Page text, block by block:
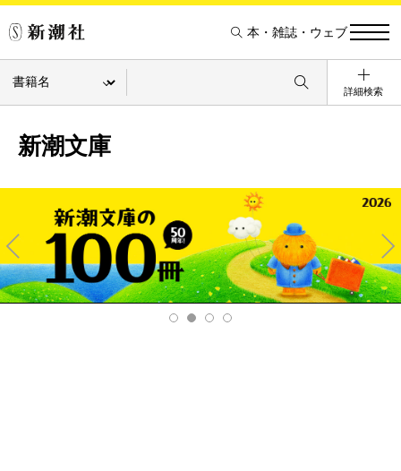
本・雑誌・ウェブ
詳細検索
新潮文庫
Pre
v
Ne
xt